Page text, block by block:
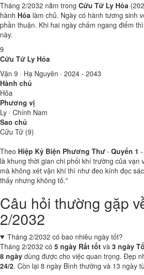
Tháng 2/2032 nằm trong Cửu Tử Ly Hỏa
hành Hỏa làm chủ. Ngày có hành tương sinh
phần thuận. Khi hai ngày chấm ngang điểm
này.
9
Cửu Tử Ly Hỏa
Vận 9 · Hạ Nguyên · 2024 - 2043
Hành chủ
Hỏa
Phương vị
Ly · Chính Nam
Sao chủ
Cửu Tử (9)
Theo Hiệp Kỷ Biện Phương Thư · Quyển 1
là khung thời gian chi phối khí trường của vạn
mà không xét vận khí thì như đeo kính đọc
thấy nhưng không tỏ."
Câu hỏi thường gặp
2/2032
Tháng 2/2032 có bao nhiêu ngày tốt?
Tháng 2/2032 có 5 ngày Rất tốt và 3 ngày
8 ngày dùng được cho việc quan trọng. Đẹp
24/2. Còn lại 8 ngày Bình thường và 13 ngày